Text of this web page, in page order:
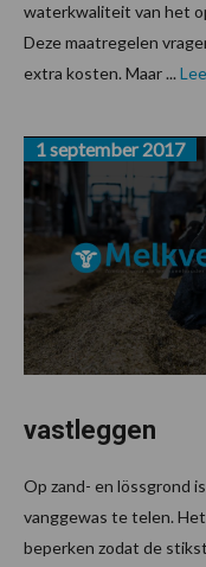
waterkwaliteit van het
Deze maatregelen
extra kosten. Maar ...
vastleggen
1 september 2017
Op zand- en lössgrond
vanggewas te telen.
beperken zodat de